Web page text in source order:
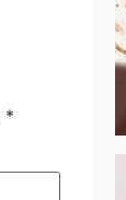
*